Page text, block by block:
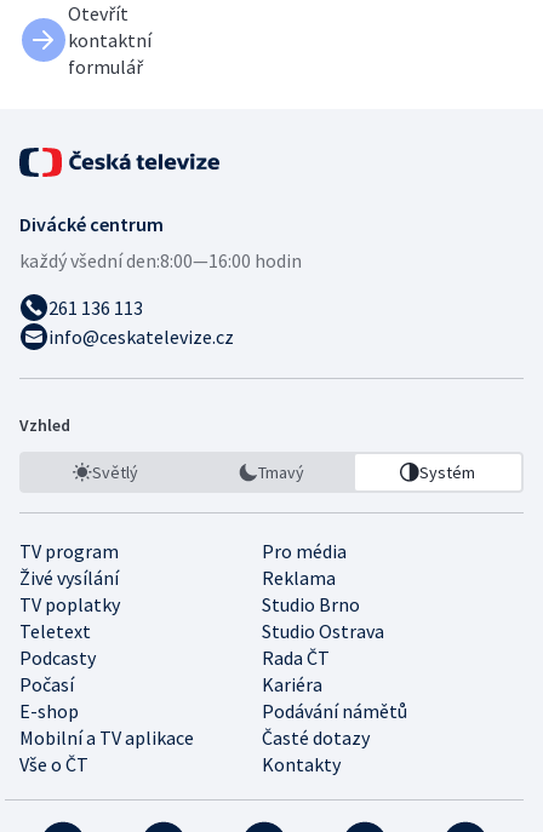
Otevřít
kontaktní
formulář
Divácké centrum
každý všední den:8:00—16:00 hodin
261 136 113
info@ceskatelevize.cz
Vzhled
Světlý Tmavý Systém
TV program
Pro média
Živé vysílání
Reklama
TV poplatky
Studio Brno
Teletext
Studio Ostrava
Podcasty
Rada ČT
Počasí
Kariéra
E-shop
Podávání námětů
Mobilní a TV aplikace
Časté dotazy
Vše o ČT
Kontakty